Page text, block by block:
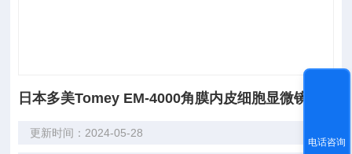
日本多美Tomey EM-4000角膜内皮细胞显微镜
更新时间：2024-05-28
电话咨询